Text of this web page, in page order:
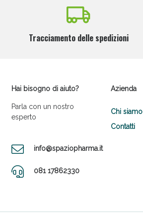
Tracciamento delle spedizioni
Hai bisogno di aiuto?
Parla con un nostro
esperto
info@spaziopharma.it
081 17862330
Azienda
Chi siamo
Contatti